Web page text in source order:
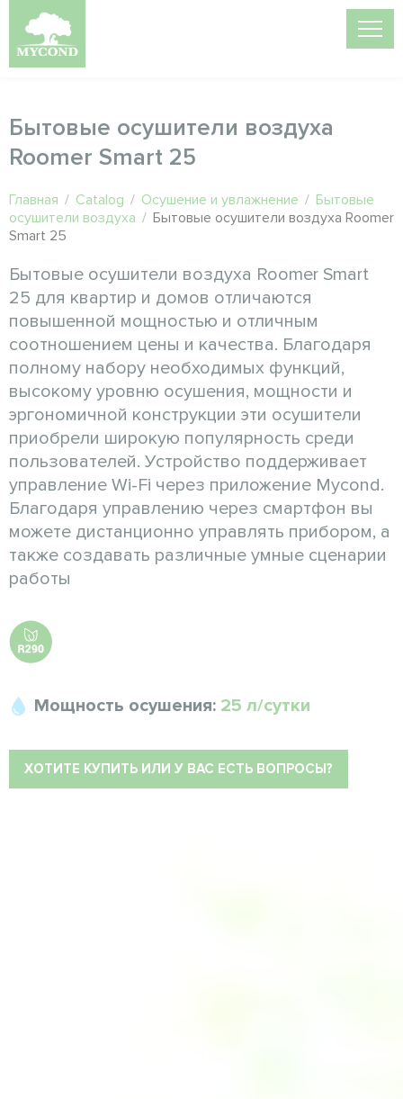
Бытовые осушители воздуха
Roomer Smart 25
Главная / Catalog / Осушение и увлажнение / Бытовые
осушители воздуха / Бытовые осушители воздуха Roomer
Smart 25
Бытовые осушители воздуха Roomer Smart
25 для квартир и домов отличаются
повышенной мощностью и отличным
соотношением цены и качества. Благодаря
полному набору необходимых функций,
высокому уровню осушения, мощности и
эргономичной конструкции эти осушители
приобрели широкую популярность среди
пользователей. Устройство поддерживает
управление Wi-Fi через приложение Mycond.
Благодаря управлению через смартфон вы
можете дистанционно управлять прибором, а
также создавать различные умные сценарии
работы
Мощность осушения: 25 л/сутки
ХОТИТЕ КУПИТЬ ИЛИ У ВАС ЕСТЬ ВОПРОСЫ?